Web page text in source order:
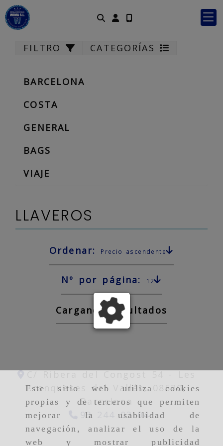
Este sitio web utiliza cookies
propias y de terceros que permiten
mejorar la usabilidad de
navegación, analizar el uso de la
web y mostrar publicidad
Identifícate
FILTRO CATEGORÍAS
BARCELONA
COSTA
GENERAL
BAGS
VIAJE
LLAVEROS
Ordenar: Precio ascendente
Nº por página: 12
Cargando resultados
C/ Ribera del Congost 54 -Les
Franqueses del Vallés,
08520,
Barcelona
93 244 03 04